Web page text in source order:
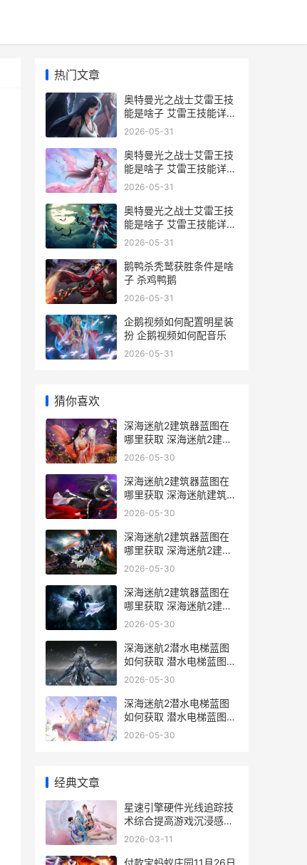
热门文章
奥特曼光之战士艾雷王技
能是啥子 艾雷王技能详细
解答 奥特曼光之战士(测
2026-05-31
奥特曼光之战士艾雷王技
能是啥子 艾雷王技能详细
解答 奥特曼光之战士礼包
2026-05-31
奥特曼光之战士艾雷王技
能是啥子 艾雷王技能详细
解答 奥特曼光之战士官方
2026-05-31
鹅鸭杀秃鹫获胜条件是啥
子 杀鸡鸭鹅
2026-05-31
企鹅视频如何配置明星装
扮 企鹅视频如何配音乐
2026-05-31
猜你喜欢
深海迷航2建筑器蓝图在
哪里获取 深海迷航2建筑
枪
2026-05-30
深海迷航2建筑器蓝图在
哪里获取 深海迷航建筑布
局
2026-05-30
深海迷航2建筑器蓝图在
哪里获取 深海迷航2建筑
bug
2026-05-30
深海迷航2建筑器蓝图在
哪里获取 深海迷航2建筑
无法拆除
2026-05-30
深海迷航2潜水电梯蓝图
如何获取 潜水电梯蓝图获
取策略 深海迷航2潜水电
2026-05-30
深海迷航2潜水电梯蓝图
如何获取 潜水电梯蓝图获
取策略 深海迷航2潜水服
2026-05-30
经典文章
星速引擎硬件光线追踪技
术综合提高游戏沉浸感，
联发科助力开发者营造逼
2026-03-11
付款宝蚂蚁庄园11月26日